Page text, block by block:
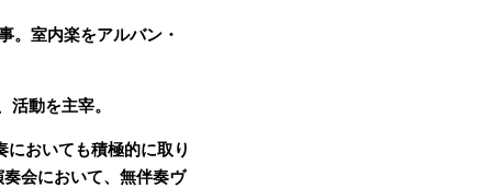
。室内楽をアルバン・
活動を主宰。
においても積極的に取り
会において、無伴奏ヴ